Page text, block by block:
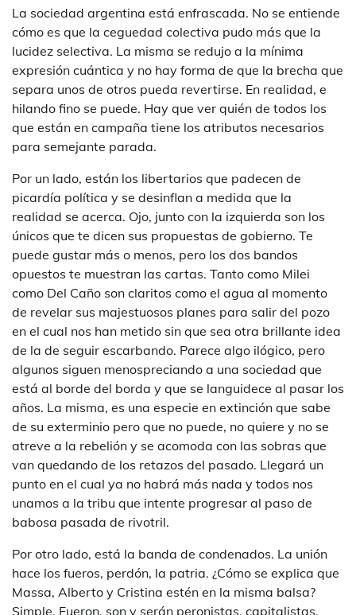
La sociedad argentina está enfrascada. No se entiende
cómo es que la ceguedad colectiva pudo más que la
lucidez selectiva. La misma se redujo a la mínima
expresión cuántica y no hay forma de que la brecha que
separa unos de otros pueda revertirse. En realidad, e
hilando fino se puede. Hay que ver quién de todos los
que están en campaña tiene los atributos necesarios
para semejante parada.
Por un lado, están los libertarios que padecen de
picardía política y se desinflan a medida que la
realidad se acerca. Ojo, junto con la izquierda son los
únicos que te dicen sus propuestas de gobierno. Te
puede gustar más o menos, pero los dos bandos
opuestos te muestran las cartas. Tanto como Milei
como Del Caño son claritos como el agua al momento
de revelar sus majestuosos planes para salir del pozo
en el cual nos han metido sin que sea otra brillante idea
de la de seguir escarbando. Parece algo ilógico, pero
algunos siguen menospreciando a una sociedad que
está al borde del borda y que se languidece al pasar los
años. La misma, es una especie en extinción que sabe
de su exterminio pero que no puede, no quiere y no se
atreve a la rebelión y se acomoda con las sobras que
van quedando de los retazos del pasado. Llegará un
punto en el cual ya no habrá más nada y todos nos
unamos a la tribu que intente progresar al paso de
babosa pasada de rivotril.
Por otro lado, está la banda de condenados. La unión
hace los fueros, perdón, la patria. ¿Cómo se explica que
Massa, Alberto y Cristina estén en la misma balsa?
Simple. Fueron, son y serán peronistas, capitalistas,